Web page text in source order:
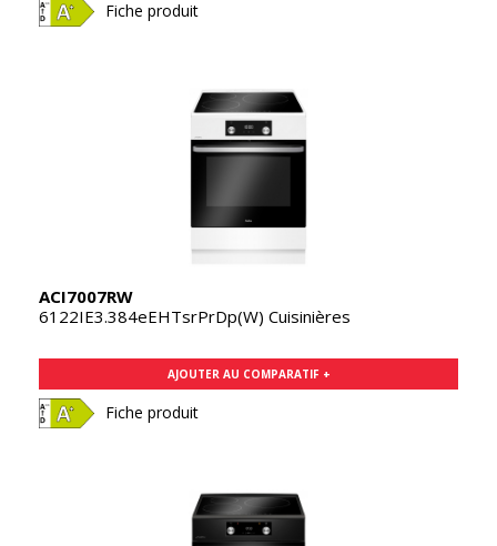
Fiche produit
ACI7007RW
6122IE3.384eEHTsrPrDp(W) Cuisinières
AJOUTER AU COMPARATIF +
Fiche produit